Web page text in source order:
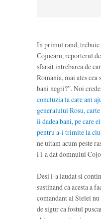
In primul rand,
Cojocaru, reporterul
sfarsit intrebarea de
Romania, mai ales
bani negri?”. Noi
concluzia la care am
generalului Rosu,
ii dadea bani, pe care
pentru a-i trimite la
ne uitam acum peste
i l-a dat domnului
Desi l-a laudat si
sustinand ca acesta a
comandant al Stelei nu
de sigur ca fostul